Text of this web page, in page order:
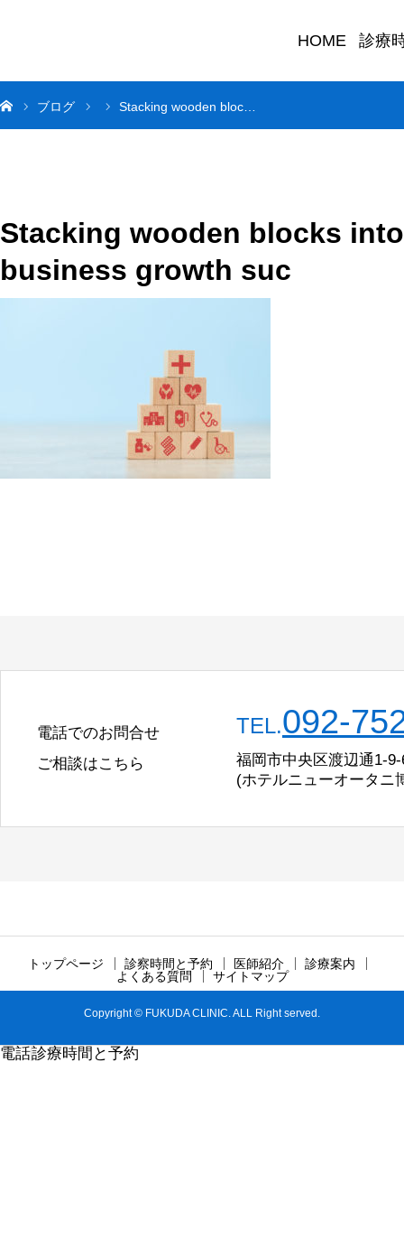
HOME 診療
ブログ Stacking wooden bloc…
Stacking wooden blocks
business growth suc
電話でのお問合せ
ご相談はこちら
TEL.092-
福岡市中央区渡辺通1-9-
(ホテルニューオータニ
トップページ 診察時間と予約 医師紹介
診療案内
よくある質問
サイトマップ
Copyright © FUKUDA CLINIC. ALL Right served.
電話診療時間と予約